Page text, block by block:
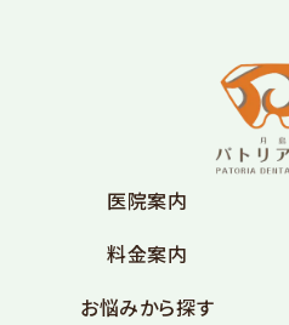
医院案内
料金案内
お悩みから探す